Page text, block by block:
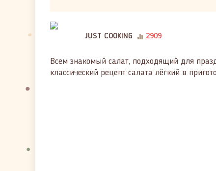
JUST COOKING 2909
Всем знакомый салат, подходящий для
классический рецепт салата лёгкий в